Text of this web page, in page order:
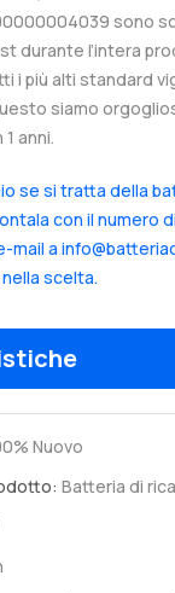
sono
durante l’intera
i più alti standard
siamo
anni.
se si tratta della
con il numero
mail a
scelta.
Nuovo
Batteria di